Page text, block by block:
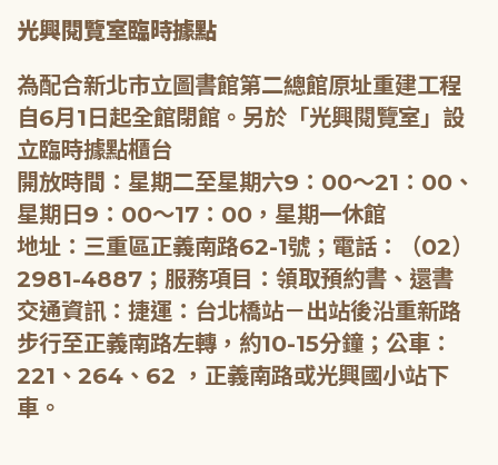
光興閱覽室臨時據點
為配合新北市立圖書館第二總館原址重建工程
自6月1日起全館閉館。另於「光興閱覽室」設
立臨時據點櫃台
開放時間：星期二至星期六9：00～21：00、
星期日9：00～17：00，星期一休館
地址：三重區正義南路62-1號；電話：（02）
2981-4887；服務項目：領取預約書、還書
交通資訊：捷運：台北橋站－出站後沿重新路
步行至正義南路左轉，約10-15分鐘；公車：
221、264、62 ，正義南路或光興國小站下
車。